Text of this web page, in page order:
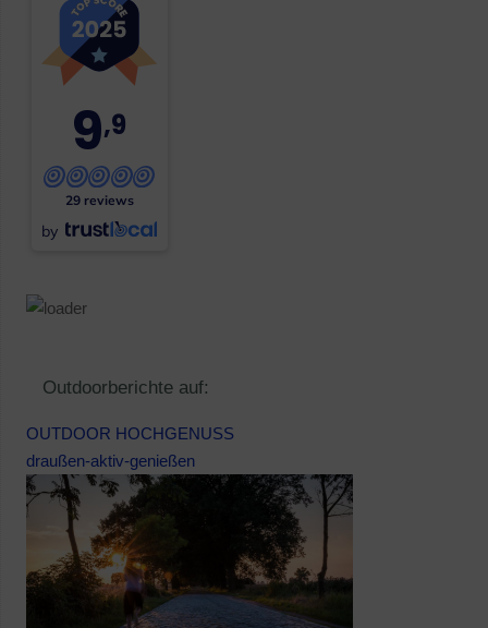
9,9
29 reviews
by
Outdoorberichte auf:
OUTDOOR HOCHGENUSS
draußen-aktiv-genießen